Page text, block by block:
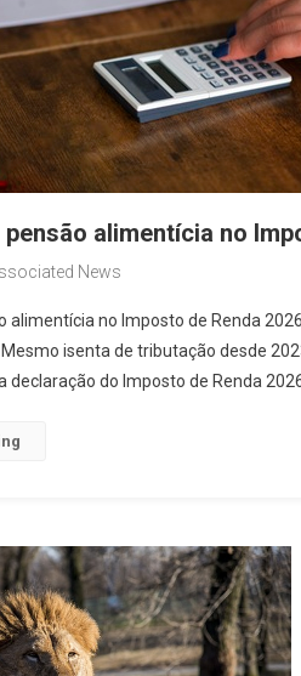
alimentícia no
News
alimentícia no Imposto de Renda
isenta de tributação desde
declaração do Imposto de Renda